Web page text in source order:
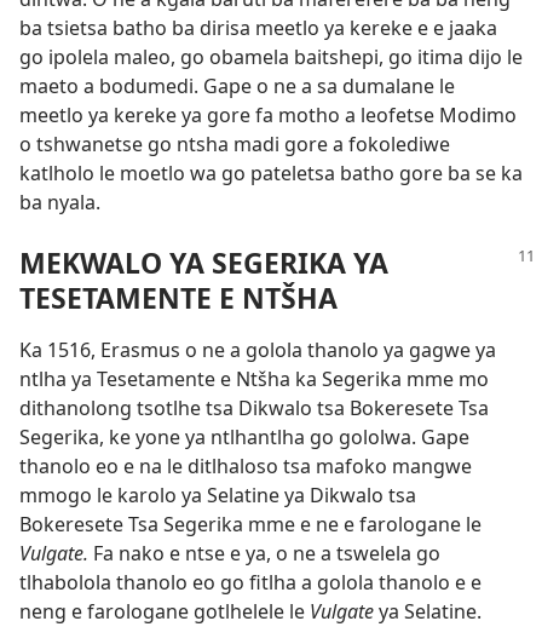
ba tsietsa batho ba dirisa meetlo ya kereke e e jaaka
go ipolela maleo, go obamela baitshepi, go itima dijo le
maeto a bodumedi. Gape o ne a sa dumalane le
meetlo ya kereke ya gore fa motho a leofetse Modimo
o tshwanetse go ntsha madi gore a fokolediwe
katlholo le moetlo wa go pateletsa batho gore ba se ka
ba nyala.
MEKWALO YA SEGERIKA YA
TESETAMENTE E NTŠHA
Ka 1516, Erasmus o ne a golola thanolo ya gagwe ya
ntlha ya Tesetamente e Ntšha ka Segerika mme mo
dithanolong tsotlhe tsa Dikwalo tsa Bokeresete Tsa
Segerika, ke yone ya ntlhantlha go gololwa. Gape
thanolo eo e na le ditlhaloso tsa mafoko mangwe
mmogo le karolo ya Selatine ya Dikwalo tsa
Bokeresete Tsa Segerika mme e ne e farologane le
Vulgate. Fa nako e ntse e ya, o ne a tswelela go
tlhabolola thanolo eo go fitlha a golola thanolo e e
neng e farologane gotlhelele le Vulgateya Selatine.